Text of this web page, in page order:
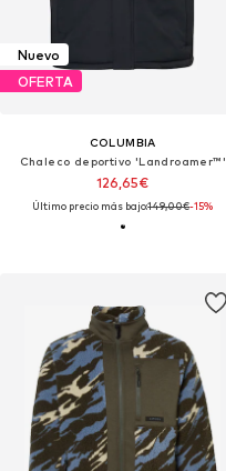
Nuevo
OFERTA
COLUMBIA
Chaleco deportivo 'Landroamer™'
126,65€
Último precio más bajo:149,00€-15%